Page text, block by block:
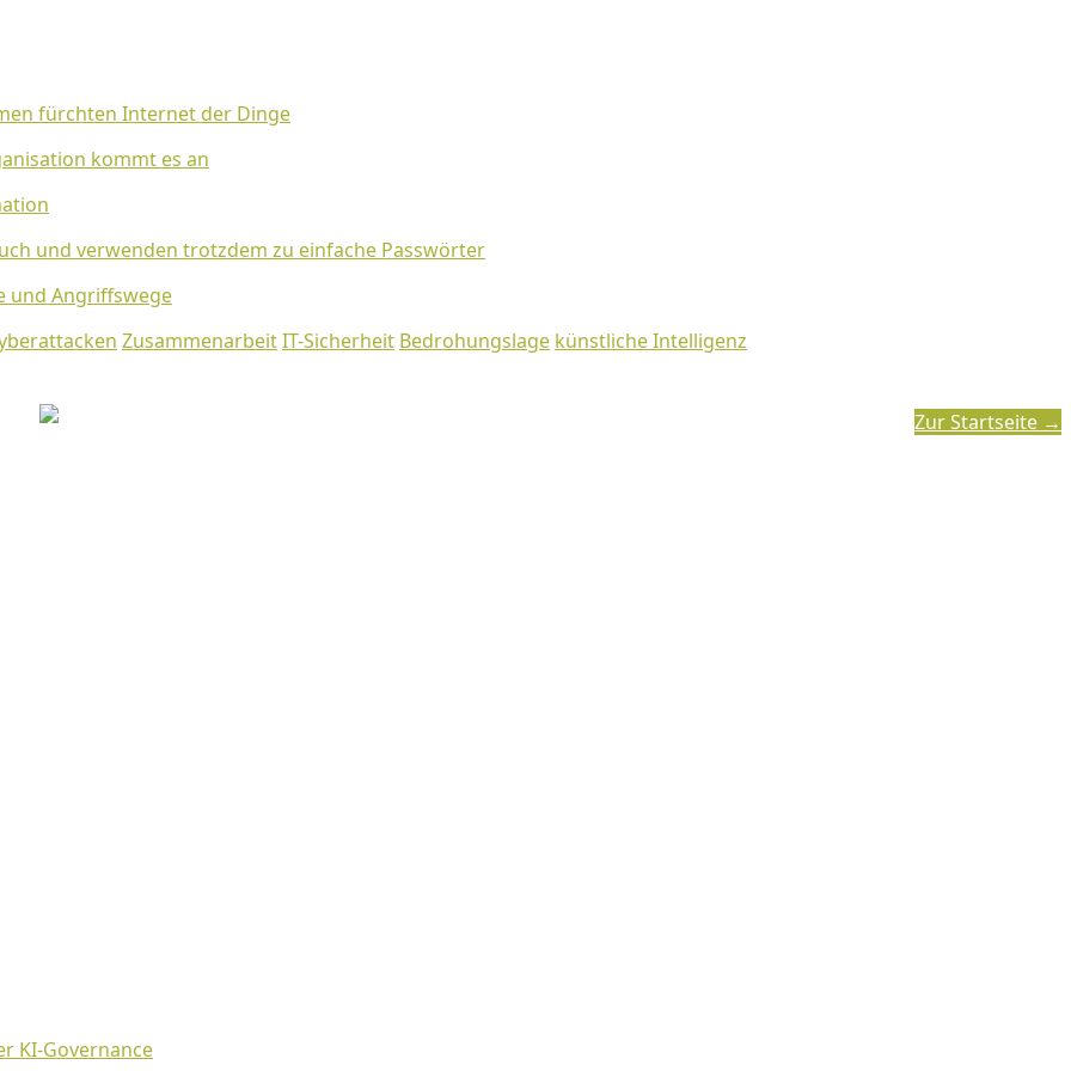
fürchten Internet der Dinge
kommt es an
und verwenden trotzdem zu einfache Passwörter
und Angriffswege
ZusammenarbeitIT-Sicherheit Bedrohungslage künstliche Intelligenz
Zur Startseite →
KI-Governance